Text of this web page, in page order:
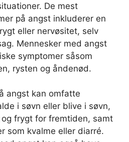
De mest
på angst inkluderer en
eller nervøsitet, selv
Mennesker med angst
symptomer såsom
rysten og åndenød.
angst kan omfatte
i søvn eller blive i søvn,
frygt for fremtiden, samt
som kvalme eller diarré.